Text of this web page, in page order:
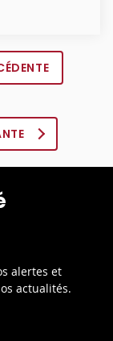
alertes et
actualités.